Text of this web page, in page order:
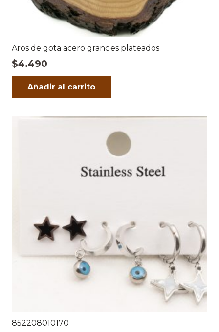
Aros de gota acero grandes plateados
$4.490
Añadir al carrito
852208010170